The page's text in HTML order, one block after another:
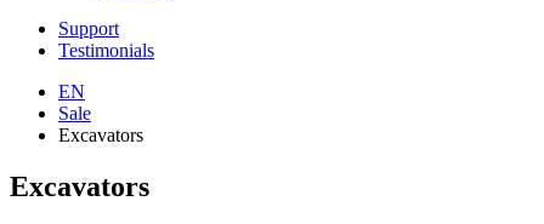
Support
Testimonials
EN
Sale
Excavators
Excavators